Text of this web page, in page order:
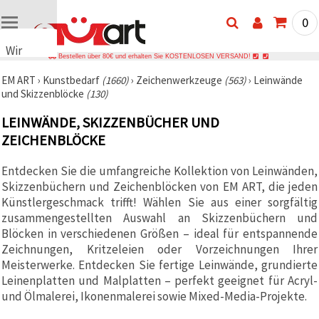
Wir
Cookies
🍪 Wir
Cookies
und
ähnliche
um das
ordnungsgemäße
Funktionieren
der Website
sicherzustellen,
Ihr
Nutzungserlebnis
zu
verbessern
und, mit
Ihrer
Einwilligung,
0
Bestellen über 80€ und erhalten Sie KOSTENLOSEN VERSAND!
EM ART › Kunstbedarf (1660)› Zeichenwerkzeuge (563)› Leinwände
und Skizzenblöcke (130)
LEINWÄNDE, SKIZZENBÜCHER UND
ZEICHENBLÖCKE
Entdecken Sie die umfangreiche Kollektion von Leinwänden,
Skizzenbüchern und Zeichenblöcken von EM ART, die jeden
Künstlergeschmack trifft! Wählen Sie aus einer sorgfältig
zusammengestellten Auswahl an Skizzenbüchern und
Blöcken in verschiedenen Größen – ideal für entspannende
Zeichnungen, Kritzeleien oder Vorzeichnungen Ihrer
Meisterwerke. Entdecken Sie fertige Leinwände, grundierte
Leinenplatten und Malplatten – perfekt geeignet für Acryl-
und Ölmalerei, Ikonenmalerei sowie Mixed-Media-Projekte.